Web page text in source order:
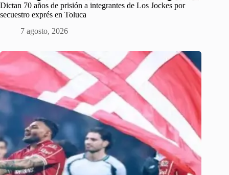
Dictan 70 años de prisión a integrantes de Los Jockes por
secuestro exprés en Toluca
7 agosto, 2026